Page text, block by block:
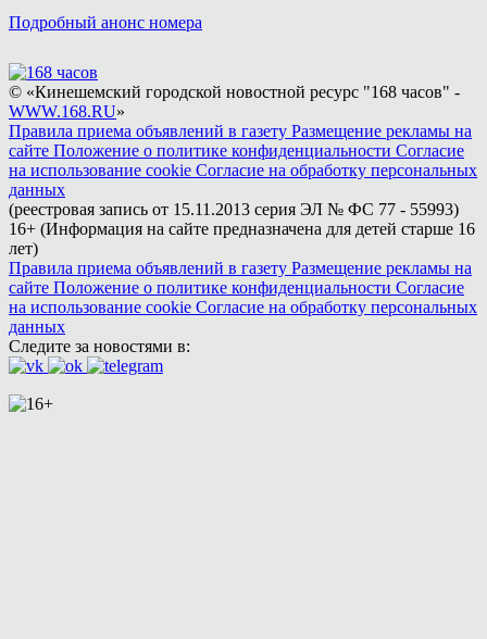
Подробный анонс номера
© «Кинешемский городской новостной ресурс "168 часов" -
WWW.168.RU»
Правила приема объявлений в газету Размещение рекламы на
сайте Положение о политике конфиденциальности Согласие
на использование cookie Согласие на обработку персональных
данных
(реестровая запись от 15.11.2013 серия ЭЛ № ФС 77 - 55993)
16+ (Информация на сайте предназначена для детей старше 16
лет)
Правила приема объявлений в газету Размещение рекламы на
сайте Положение о политике конфиденциальности Согласие
на использование cookie Согласие на обработку персональных
данных
Следите за новостями в: